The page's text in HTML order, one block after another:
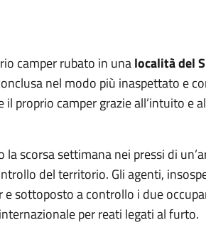
camper rubato in unalocalità del
nel modo più inaspettato e
proprio camper grazie all’intuito e
scorsa settimana nei pressi di
del territorio. Gli agenti,
sottoposto a controllo i due
per reati legati al furto.